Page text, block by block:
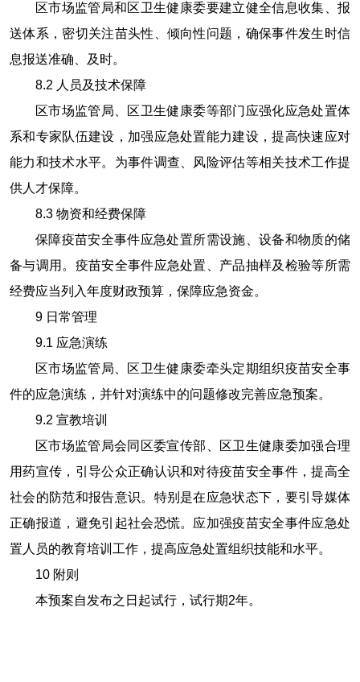
区市场监管局和区卫生健康委要建立健全信息收集、报
送体系，密切关注苗头性、倾向性问题，确保事件发生时信
息报送准确、及时。
8.2 人员及技术保障
区市场监管局、区卫生健康委等部门应强化应急处置体
系和专家队伍建设，加强应急处置能力建设，提高快速应对
能力和技术水平。为事件调查、风险评估等相关技术工作提
供人才保障。
8.3 物资和经费保障
保障疫苗安全事件应急处置所需设施、设备和物质的储
备与调用。疫苗安全事件应急处置、产品抽样及检验等所需
经费应当列入年度财政预算，保障应急资金。
9 日常管理
9.1 应急演练
区市场监管局、区卫生健康委牵头定期组织疫苗安全事
件的应急演练，并针对演练中的问题修改完善应急预案。
9.2 宣教培训
区市场监管局会同区委宣传部、区卫生健康委加强合理
用药宣传，引导公众正确认识和对待疫苗安全事件，提高全
社会的防范和报告意识。特别是在应急状态下，要引导媒体
正确报道，避免引起社会恐慌。应加强疫苗安全事件应急处
置人员的教育培训工作，提高应急处置组织技能和水平。
10 附则
本预案自发布之日起试行，试行期2年。